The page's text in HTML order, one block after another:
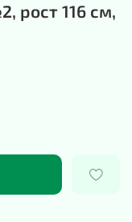
рост 116 см,